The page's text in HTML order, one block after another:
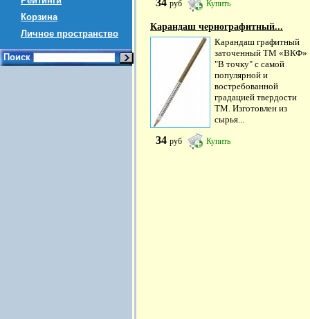
Корзина
Личное пространство
Поиск
34 руб Купить
Карандаш чернографитный...
Карандаш графитный
заточенный ТМ «ВКФ»
"В точку" с самой
популярной и
востребованной
градацией твердости
ТМ. Изготовлен из
сырья...
34 руб Купить